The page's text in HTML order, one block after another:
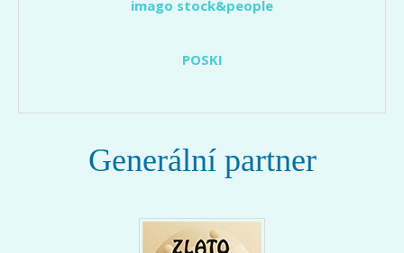
imago stock&people
POSKI
Generální partner